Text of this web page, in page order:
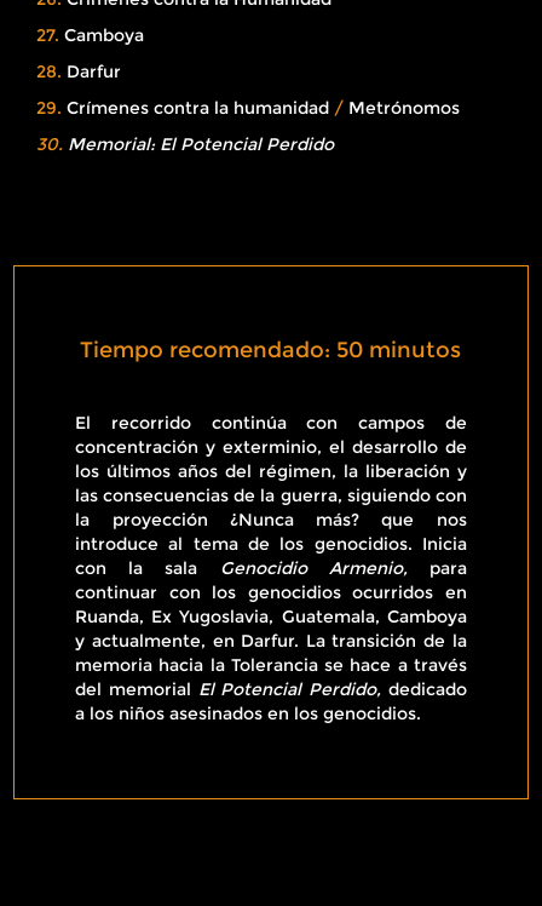
27. Camboya
28. Darfur
29. Crímenes contra la humanidad / Metrónomos
30. Memorial: El Potencial Perdido
Tiempo recomendado: 50 minutos
El recorrido continúa con campos de
concentración y exterminio, el desarrollo de
los últimos años del régimen, la liberación y
las consecuencias de la guerra, siguiendo con
la proyección ¿Nunca más? que nos
introduce al tema de los genocidios. Inicia
con la sala Genocidio Armenio,para
continuar con los genocidios ocurridos en
Ruanda, Ex Yugoslavia, Guatemala, Camboya
y actualmente, en Darfur. La transición de la
memoria hacia la Tolerancia se hace a través
del memorial El Potencial Perdido, dedicado
a los niños asesinados en los genocidios.